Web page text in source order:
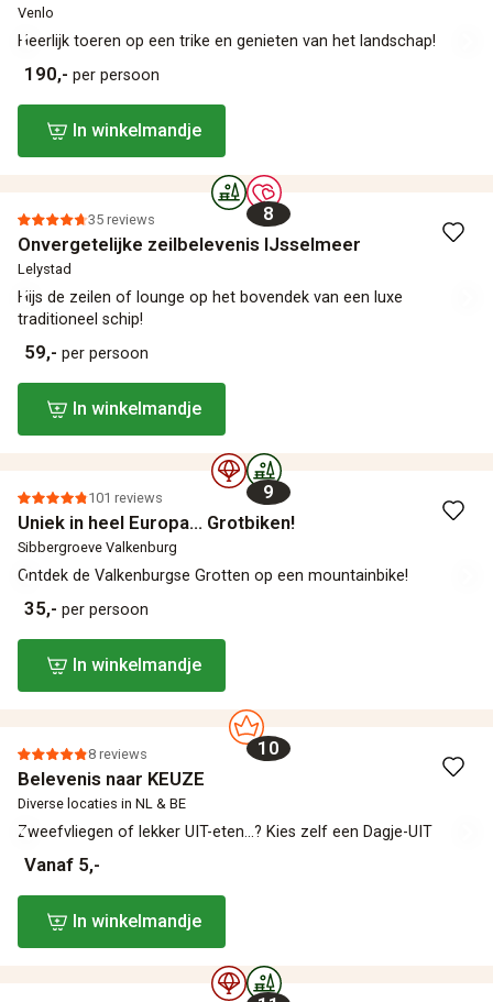
Venlo
Heerlijk toeren op een trike en genieten van het landschap!
190,- per persoon
In winkelmandje
8
35 reviews
Onvergetelijke zeilbelevenis IJsselmeer
Lelystad
Hijs de zeilen of lounge op het bovendek van een luxe
traditioneel schip!
59,- per persoon
In winkelmandje
9
101 reviews
Uniek in heel Europa... Grotbiken!
Sibbergroeve Valkenburg
Ontdek de Valkenburgse Grotten‎ op een mountainbike!
35,- per persoon
In winkelmandje
10
8 reviews
Belevenis naar KEUZE
Diverse locaties in NL & BE
Zweefvliegen of lekker UIT-eten...? Kies zelf een Dagje-UIT
Vanaf 5,-
In winkelmandje